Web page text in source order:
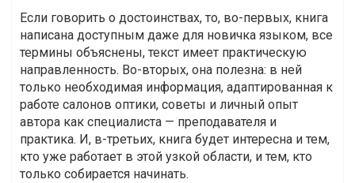
Если говорить о достоинствах, то, во-первых, книга
написана доступным даже для новичка языком, все
термины объяснены, текст имеет практическую
направленность. Во-вторых, она полезна: в ней
только необходимая информация, адаптированная к
работе салонов оптики, советы и личный опыт
автора как специалиста — преподавателя и
практика. И, в-третьих, книга будет интересна и тем,
кто уже работает в этой узкой области, и тем, кто
только собирается начинать.